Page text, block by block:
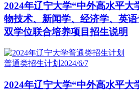
2024年辽宁大学“中外高水平大
物技术、新闻学、经济学、英
双学位联合培养项目招生说明
普通类招生计划 2024/6/7
2024年辽宁大学“中外高水平大